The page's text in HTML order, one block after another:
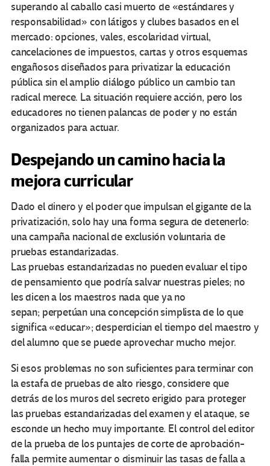
superando al caballo casi muerto de «estándares y
responsabilidad» con látigos y clubes basados ​​en el
mercado: opciones, vales, escolaridad virtual,
cancelaciones de impuestos, cartas y otros esquemas
engañosos diseñados para privatizar la educación
pública sin el amplio diálogo público un cambio tan
radical merece. La situación requiere acción, pero los
educadores no tienen palancas de poder y no están
organizados para actuar.
Despejando un camino hacia la
mejora curricular
Dado el dinero y el poder que impulsan el gigante de la
privatización, solo hay una forma segura de detenerlo:
una campaña nacional de exclusión voluntaria de
pruebas estandarizadas.
Las pruebas estandarizadas no pueden evaluar el tipo
de pensamiento que podría salvar nuestras pieles; no
les dicen a los maestros nada que ya no
sepan; perpetúan una concepción simplista de lo que
significa «educar»; desperdician el tiempo del maestro y
del alumno que se puede aprovechar mucho mejor.
Si esos problemas no son suficientes para terminar con
la estafa de pruebas de alto riesgo, considere que
detrás de los muros del secreto erigido para proteger
las pruebas estandarizadas del examen y el ataque, se
esconde un hecho muy importante. El control del editor
de la prueba de los puntajes de corte de aprobación-
falla permite aumentar o disminuir las tasas de falla a